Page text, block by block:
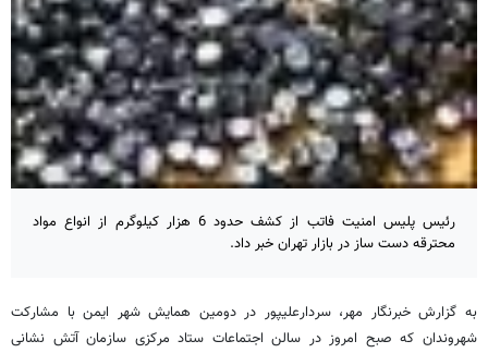
رئیس پلیس امنیت فاتب از کشف حدود 6 هزار کیلوگرم از انواع مواد
محترقه دست ساز در بازار تهران خبر داد.
به گزارش خبرنگار مهر، سردارعلیپور در دومین همایش شهر ایمن با مشارکت
شهروندان که صبح امروز در سالن اجتماعات ستاد مرکزی سازمان آتش نشانی